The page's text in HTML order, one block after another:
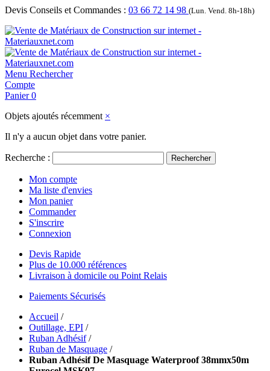
Devis Conseils et Commandes : 03 66 72 14 98 (Lun. Vend. 8h-18h)
Menu Rechercher
Compte
Panier 0
Objets ajoutés récemment ×
Il n'y a aucun objet dans votre panier.
Recherche : Rechercher
Mon compte
Ma liste d'envies
Mon panier
Commander
S'inscrire
Connexion
Devis Rapide
Plus de 10.000 références
Livraison à domicile ou Point Relais
Paiements Sécurisés
Accueil /
Outillage, EPI /
Ruban Adhésif /
Ruban de Masquage /
Ruban Adhésif De Masquage Waterproof 38mmx50m